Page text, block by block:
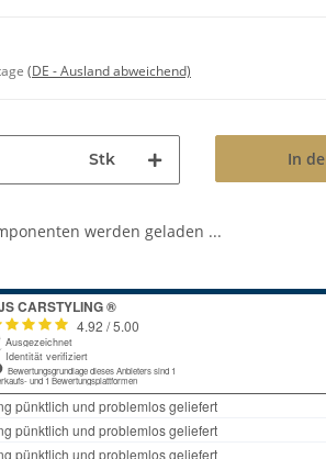
(DE - Ausland abweichend)
Stk In
werden geladen ...